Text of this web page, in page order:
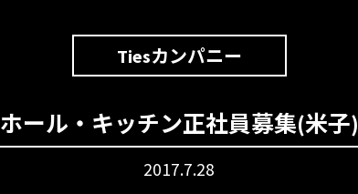
Tiesカンパニー
ホール・キッチン正社員募集(米子)
2017.7.28